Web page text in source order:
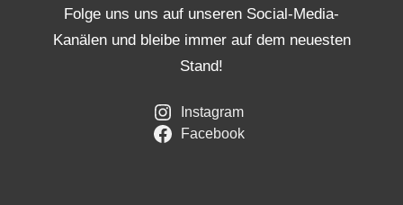
Folge uns uns auf unseren Social-Media-
Kanälen und bleibe immer auf dem neuesten
Stand!
Instagram
Facebook